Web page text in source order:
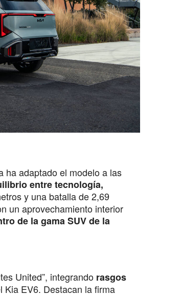
ha adaptado el modelo a las
entre tecnología,
y una batalla de 2,69
un aprovechamiento interior
de la gama SUV de la
United”, integrando rasgos
Kia EV6. Destacan la firma